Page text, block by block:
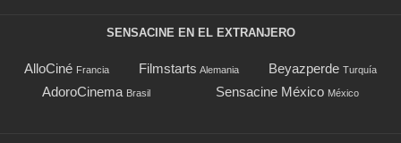
SENSACINE EN EL EXTRANJERO
AlloCiné Francia Filmstarts Alemania Beyazperde Turquía
AdoroCinema Brasil Sensacine México México